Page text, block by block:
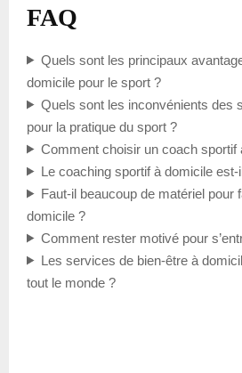
FAQ
Quels sont les principaux
domicile pour le sport ?
Quels sont les inconvénients des
pour la pratique du sport ?
Comment choisir un coach sportif
Le coaching sportif à domicile
Faut-il beaucoup de matériel pour
domicile ?
Comment rester motivé pour
Les services de bien-être à
tout le monde ?